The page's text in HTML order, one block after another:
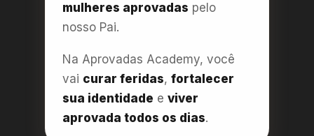
mulheres aprovadas pelo
nosso Pai.
Na Aprovadas Academy, você
vai curar feridas, fortalecer
sua identidade e viver
aprovada todos os dias.